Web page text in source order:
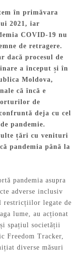
în primăvara
2021, iar
COVID-19 nu
de retragere.
dacă procesul de
a început și în
Moldova,
că încă e
de
deja cu cel
pandemie.
țări cu venituri
pandemia până la
pandemia asupra
adverse inclusiv
restricțiilor legate de
lume, au acționat
spațiul societății
Freedom Tracker,
diverse măsuri